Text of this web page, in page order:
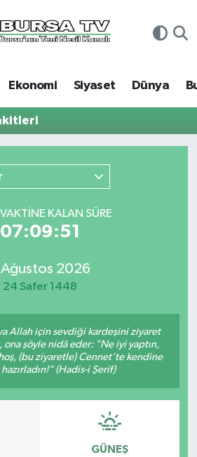
Ekonomi Siyaset Dünya
KALAN SÜRE
07:09:51
2026
24 Safer 1448
Allah için sevdiği kardeşini ziyaret
ona şöyle nidâ eder: "Ne iyi yaptın,
(bu ziyaretle) Cennet’te kendine
(Hadis-i Şerif)
GÜNEŞ